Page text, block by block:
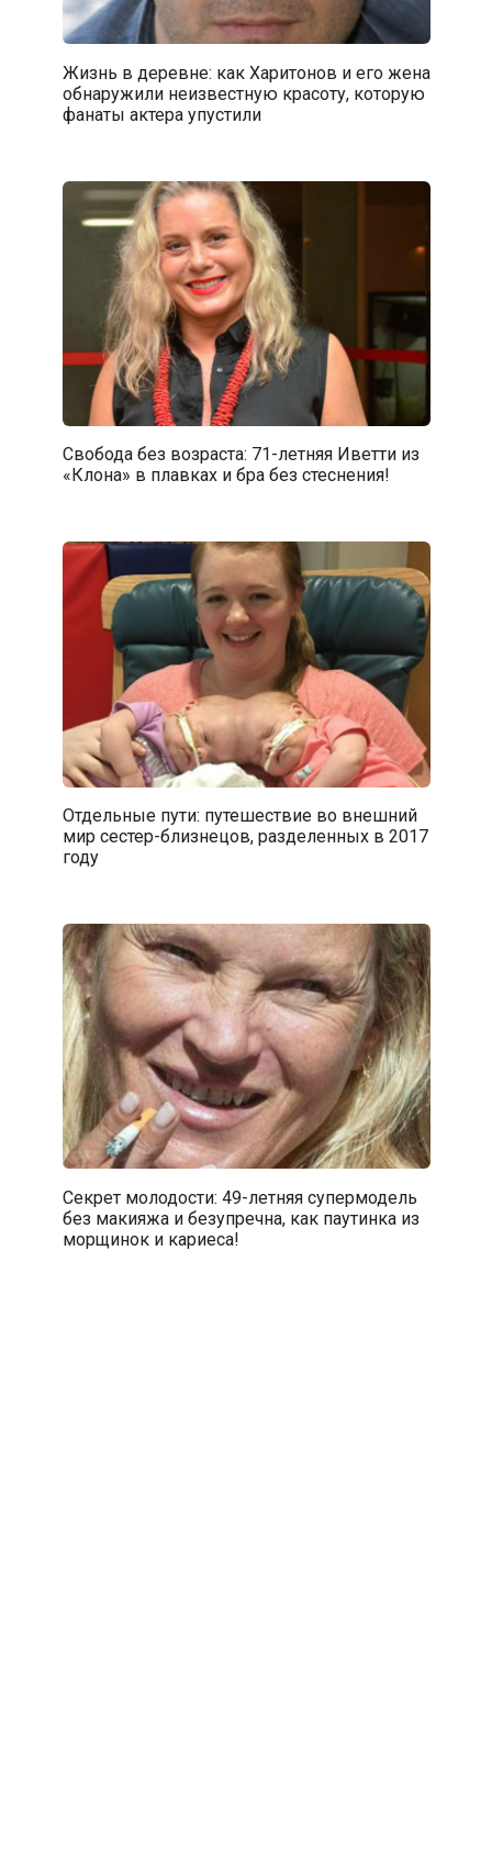
Жизнь в деревне: как Харитонов и его жена
обнаружили неизвестную красоту, которую
фанаты актера упустили
Свобода без возраста: 71-летняя Иветти из
«Клона» в плавках и бра без стеснения!
Отдельные пути: путешествие во внешний
мир сестер-близнецов, разделенных в 2017
году
Секрет молодости: 49-летняя супермодель
без макияжа и безупречна, как паутинка из
морщинок и кариеса!